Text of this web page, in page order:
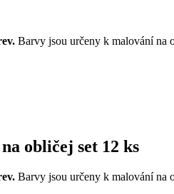
Barvy jsou určeny k malování na
obličej set 12 ks
Barvy jsou určeny k malování na